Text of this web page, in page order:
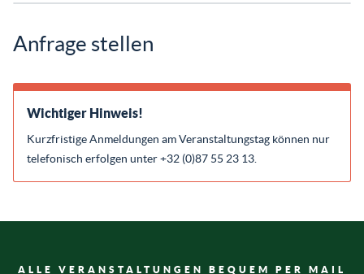
Anfrage stellen
Wichtiger Hinweis!
Kurzfristige Anmeldungen am Veranstaltungstag können nur
telefonisch erfolgen unter +32 (0)87 55 23 13.
ALLE VERANSTALTUNGEN BEQUEM PER MAIL